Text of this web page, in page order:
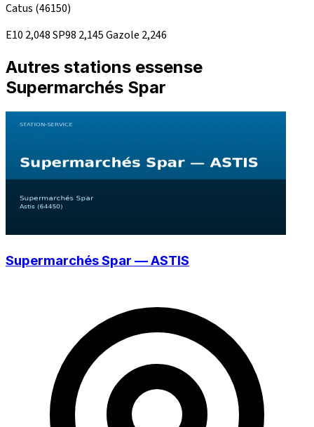
Catus (46150)
E10 2,048SP98 2,145Gazole 2,246
Autres stations essense
Supermarchés Spar
Supermarchés Spar — ASTIS